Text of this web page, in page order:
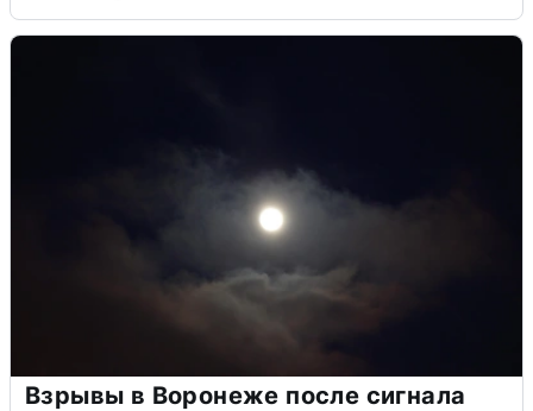
Взрывы в Воронеже после сигнала